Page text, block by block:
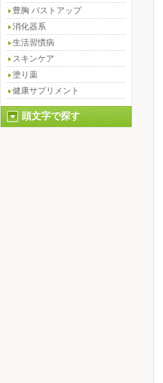
豊胸 バストアップ
消化器系
生活習慣病
スキンケア
塗り薬
健康サプリメント
頭文字で探す